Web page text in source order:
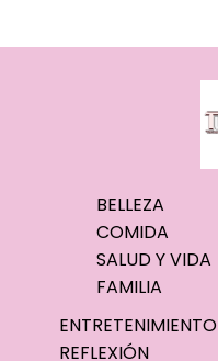
BELLEZA
COMIDA
SALUD Y VIDA
FAMILIA
ENTRETENIMIENTO
REFLEXIÓN